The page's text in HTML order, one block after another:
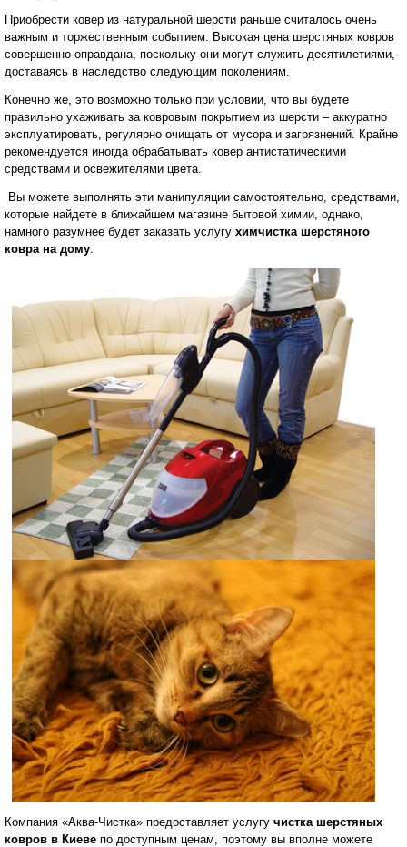
Приобрести ковер из натуральной шерсти раньше считалось очень
важным и торжественным событием. Высокая цена шерстяных ковров
совершенно оправдана, поскольку они могут служить десятилетиями,
доставаясь в наследство следующим поколениям.
Конечно же, это возможно только при условии, что вы будете
правильно ухаживать за ковровым покрытием из шерсти – аккуратно
эксплуатировать, регулярно очищать от мусора и загрязнений. Крайне
рекомендуется иногда обрабатывать ковер антистатическими
средствами и освежителями цвета.
Вы можете выполнять эти манипуляции самостоятельно, средствами,
которые найдете в ближайшем магазине бытовой химии, однако,
намного разумнее будет заказать услугу химчистка шерстяного
ковра на дому.
Компания «Аква-Чистка» предоставляет услугу чистка шерстяных
ковров в Киеве по доступным ценам, поэтому вы вполне можете